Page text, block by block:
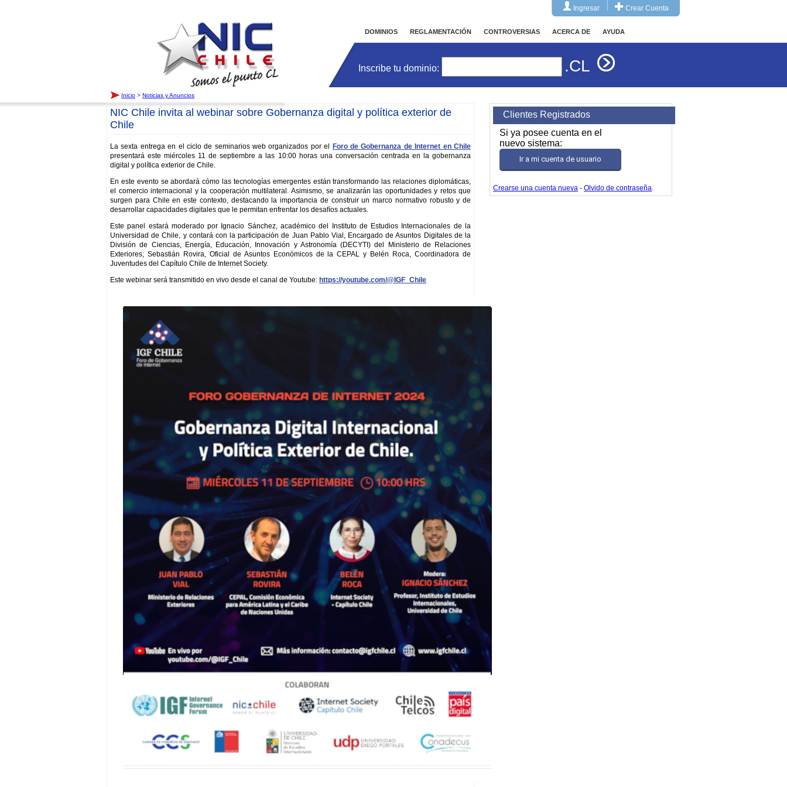
Ingresar Crear Cuenta
DOMINIOS REGLAMENTACIÓN CONTROVERSIAS ACERCA DE AYUDA
Inscribe tu dominio: .CL
Inicio > Noticias y Anuncios
NIC Chile invita al webinar sobre Gobernanza digital y política exterior de
Chile
La sexta entrega en el ciclo de seminarios web organizados por el
Foro de Gobernanza de Internet en Chile
presentará este miércoles 11 de septiembre a las 10:00 horas una conversación centrada en la gobernanza
digital y política exterior de Chile.
En este evento se abordará cómo las tecnologías emergentes están transformando las relaciones diplomáticas,
el comercio internacional y la cooperación multilateral. Asimismo, se analizarán las oportunidades y retos que
surgen para Chile en este contexto, destacando la importancia de construir un marco normativo robusto y de
desarrollar capacidades digitales que le permitan enfrentar los desafíos actuales.
Este panel estará moderado por Ignacio Sánchez, académico del Instituto de Estudios Internacionales de la
Universidad de Chile, y contará con la participación de Juan Pablo Vial, Encargado de Asuntos Digitales de la
División de Ciencias, Energía, Educación, Innovación y Astronomía (DECYTI) del Ministerio de Relaciones
Exteriores; Sebastián Rovira, Oficial de Asuntos Económicos de la CEPAL y Belén Roca, Coordinadora de
Juventudes del Capítulo Chile de Internet Society.
Este webinar será transmitido en vivo desde el canal de Youtube: https://youtube.com/@IGF_Chile
Clientes Registrados
Si ya posee cuenta en el
nuevo sistema:
Ir a mi cuenta de usuario
Crearse una cuenta nueva - Olvido de contraseña.